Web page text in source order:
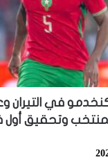
في التيران
وتحقيق أول